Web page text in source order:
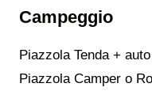
Campeggio
Piazzola Tenda +
Piazzola Camper o